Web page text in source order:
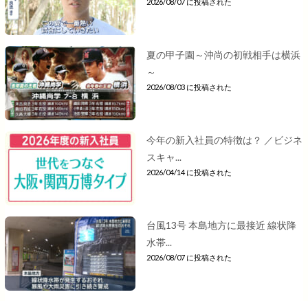
夏の甲子園～沖尚の初戦相手は横浜
～
2026/08/03 に投稿された
今年の新入社員の特徴は？ ／ビジネ
スキャ...
2026/04/14 に投稿された
台風13号 本島地方に最接近 線状降
水帯...
2026/08/07 に投稿された